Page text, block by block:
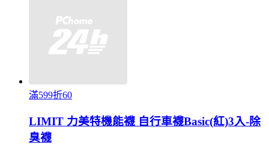
滿599折60
LIMIT 力美特機能襪 自行車襪Basic(紅)3入-除
臭襪